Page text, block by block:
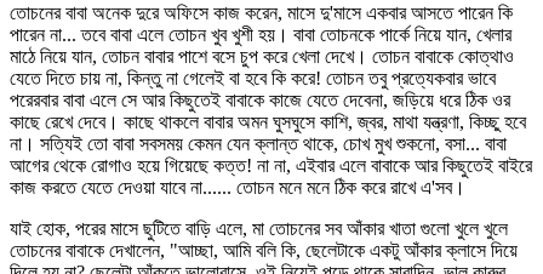
তোচনের বাবা অনেক দুরে অফিসে কাজ করেন, মাসে দু'মাসে একবার আসতে পারেন কি
পারেন না... তবে বাবা এলে তোচন খুব খুশী হয়। বাবা তোচনকে পার্কে নিয়ে যান, খেলার
মাঠে নিয়ে যান, তোচন বাবার পাশে বসে চুপ করে খেলা দেখে। তোচন বাবাকে কোত্থাও
যেতে দিতে চায় না, কিন্তু না গেলেই বা হবে কি করে! তোচন তবু প্রত্যেকবার ভাবে
পরেরবার বাবা এলে সে আর কিছুতেই বাবাকে কাজে যেতে দেবেনা, জড়িয়ে ধরে ঠিক ওর
কাছে রেখে দেবে। কাছে থাকলে বাবার অমন ঘুসঘুসে কাশি, জ্বর, মাথা যন্ত্রণা, কিচ্ছু হবে
না। সত্যিই তো বাবা সবসময় কেমন যেন ক্লান্ত থাকে, চোখ মুখ শুকনো, বসা... বাবা
আগের থেকে রোগাও হয়ে গিয়েছে কত্ত! না না, এইবার এলে বাবাকে আর কিছুতেই বাইরে
কাজ করতে যেতে দেওয়া যাবে না...... তোচন মনে মনে ঠিক করে রাখে এ'সব।
যাই হোক, পরের মাসে ছুটিতে বাড়ি এলে, মা তোচনের সব আঁকার খাতা গুলো খুলে খুলে
তোচনের বাবাকে দেখালেন, "আচ্ছা, আমি বলি কি, ছেলেটাকে একটু আঁকার ক্লাসে দিয়ে